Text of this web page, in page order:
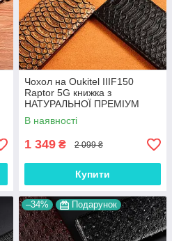
Чохол на Oukitel IIIF150
Raptor 5G книжка з
НАТУРАЛЬНОЇ ПРЕМІУМ
ШКІРИ із підставкою
протиударний магнітний
В наявності
1 349 ₴ 2 099 ₴
Купити
–34% Подарунок